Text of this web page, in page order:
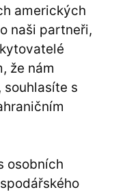
amerických
naši partneři,
že nám
souhlasíte s
osobních